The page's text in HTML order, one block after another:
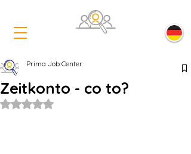
Zeitkonto - co to?
Prima Job Center
Oceniono na NaN z 5 gwiazdek.